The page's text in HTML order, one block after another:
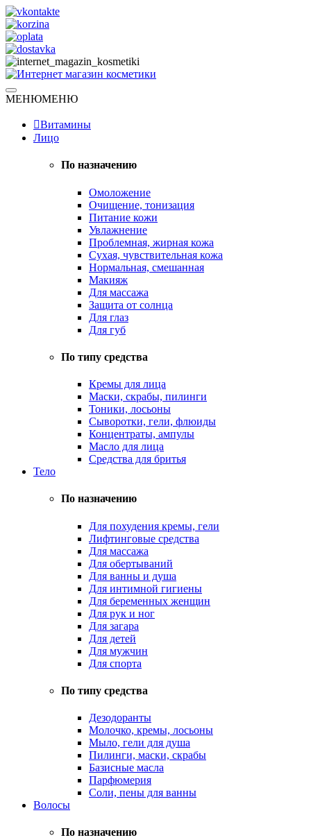
Skip
to
content
Интернет магазин косметики
Натуральная косметика
МЕНЮМЕНЮ
Витамины
Лицо
По назначению
Омоложение
Очищение, тонизация
Питание кожи
Увлажнение
Проблемная, жирная кожа
Сухая, чувствительная кожа
Нормальная, смешанная
Макияж
Для массажа
Защита от солнца
Для глаз
Для губ
По типу средства
Кремы для лица
Маски, скрабы, пилинги
Тоники, лосьоны
Сыворотки, гели, флюиды
Концентраты, ампулы
Масло для лица
Средства для бритья
Тело
По назначению
Для похудения кремы, гели
Лифтинговые средства
Для массажа
Для обертываний
Для ванны и душа
Для интимной гигиены
Для беременных женщин
Для рук и ног
Для загара
Для детей
Для мужчин
Для спорта
По типу средства
Дезодоранты
Молочко, кремы, лосьоны
Мыло, гели для душа
Пилинги, маски, скрабы
Базисные масла
Парфюмерия
Соли, пены для ванны
Волосы
По назначению